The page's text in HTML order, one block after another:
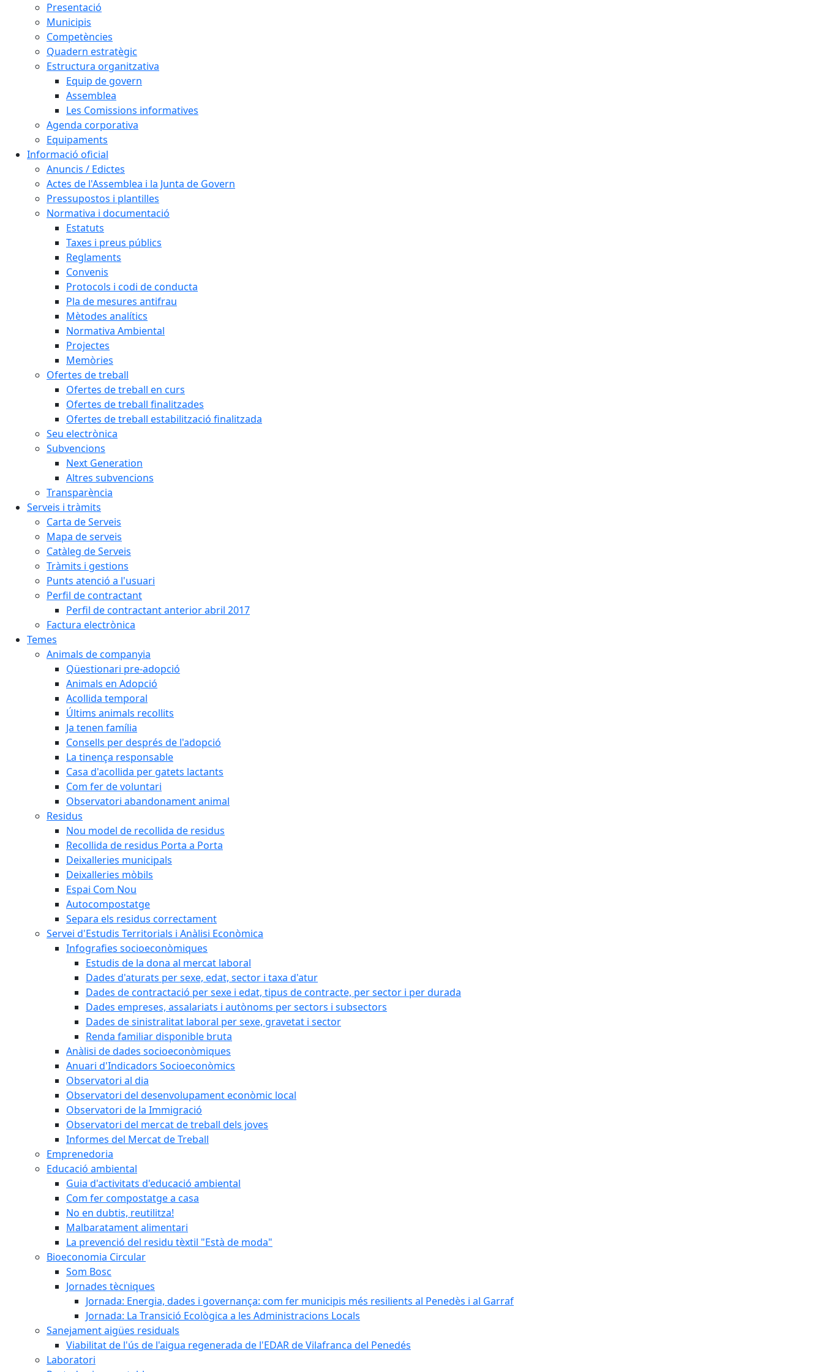
Presentació
Municipis
Competències
Quadern estratègic
Estructura organitzativa
Equip de govern
Assemblea
Les Comissions informatives
Agenda corporativa
Equipaments
Informació oficial
Anuncis / Edictes
Actes de l'Assemblea i la Junta de Govern
Pressupostos i plantilles
Normativa i documentació
Estatuts
Taxes i preus públics
Reglaments
Convenis
Protocols i codi de conducta
Pla de mesures antifrau
Mètodes analítics
Normativa Ambiental
Projectes
Memòries
Ofertes de treball
Ofertes de treball en curs
Ofertes de treball finalitzades
Ofertes de treball estabilització finalitzada
Seu electrònica
Subvencions
Next Generation
Altres subvencions
Transparència
Serveis i tràmits
Carta de Serveis
Mapa de serveis
Catàleg de Serveis
Tràmits i gestions
Punts atenció a l'usuari
Perfil de contractant
Perfil de contractant anterior abril 2017
Factura electrònica
Temes
Animals de companyia
Qüestionari pre-adopció
Animals en Adopció
Acollida temporal
Últims animals recollits
Ja tenen família
Consells per després de l'adopció
La tinença responsable
Casa d'acollida per gatets lactants
Com fer de voluntari
Observatori abandonament animal
Residus
Nou model de recollida de residus
Recollida de residus Porta a Porta
Deixalleries municipals
Deixalleries mòbils
Espai Com Nou
Autocompostatge
Separa els residus correctament
Servei d'Estudis Territorials i Anàlisi Econòmica
Infografies socioeconòmiques
Estudis de la dona al mercat laboral
Dades d'aturats per sexe, edat, sector i taxa d'atur
Dades de contractació per sexe i edat, tipus de contracte, per sector i per durada
Dades empreses, assalariats i autònoms per sectors i subsectors
Dades de sinistralitat laboral per sexe, gravetat i sector
Renda familiar disponible bruta
Anàlisi de dades socioeconòmiques
Anuari d'Indicadors Socioeconòmics
Observatori al dia
Observatori del desenvolupament econòmic local
Observatori de la Immigració
Observatori del mercat de treball dels joves
Informes del Mercat de Treball
Emprenedoria
Educació ambiental
Guia d'activitats d'educació ambiental
Com fer compostatge a casa
No en dubtis, reutilitza!
Malbaratament alimentari
La prevenció del residu tèxtil "Està de moda"
Bioeconomia Circular
Som Bosc
Jornades tècniques
Jornada: Energia, dades i governança: com fer municipis més resilients al Penedès i al Garraf
Jornada: La Transició Ecològica a les Administracions Locals
Sanejament aigües residuals
Viabilitat de l'ús de l'aigua regenerada de l'EDAR de Vilafranca del Penedés
Laboratori